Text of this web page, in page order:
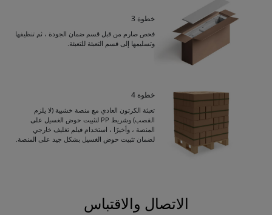
خطوة 3
فحص صارم من قبل قسم ضمان الجودة ، ثم تنظيفها
وتسليمها إلى قسم التعبئة للتعبئة.
خطوة 4
تعبئة الكرتون العادي مع منصة خشبية (لا يلزم
القصب) وشريط PP لتثبيت حوض الغسيل على
المنصة ، وأخيرًا ، استخدام فيلم تغليف خارجي
لضمان تثبيت حوض الغسيل بشكل جيد على المنصة.
Get Catalogue
Please leave your contact information,the
الاتصال والاقتباس